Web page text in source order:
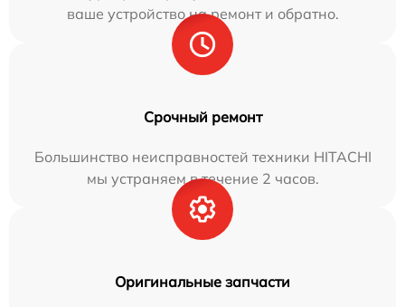
ваше устройство на ремонт и обратно.
Срочный ремонт
Большинство неисправностей техники HITACHI
мы устраняем в течение 2 часов.
Оригинальные запчасти